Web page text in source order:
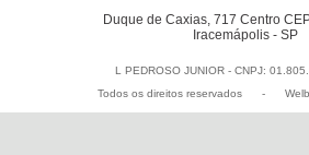
Duque de Caxias, 717 Centro
Iracemápolis - SP
L PEDROSO JUNIOR - CNPJ:
Todos os direitos reservados
-